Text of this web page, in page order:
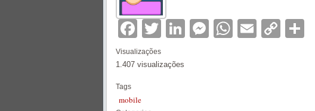
Facebook
TwitterLinkedIn
Messenger
WhatsApp
EmailCopy
Visualizações
1.407 visualizações
Tags
mobile